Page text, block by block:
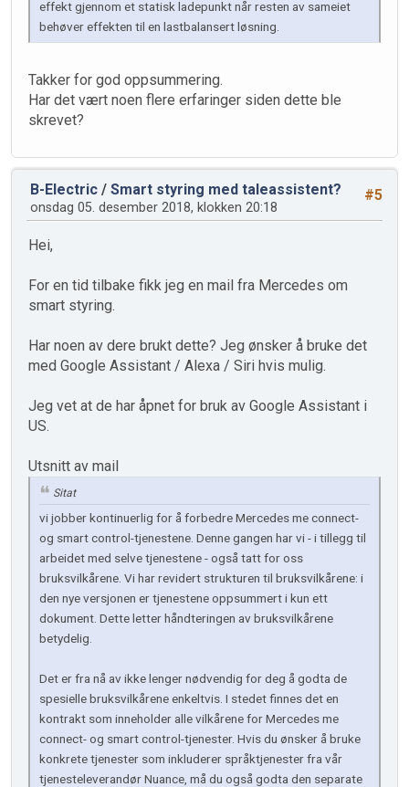
effekt gjennom et statisk ladepunkt når resten av sameiet
behøver effekten til en lastbalansert løsning.
Takker for god oppsummering.
Har det vært noen flere erfaringer siden dette ble
skrevet?
#5
B-Electric / Smart styring med taleassistent?
onsdag 05. desember 2018, klokken 20:18
Hei,
For en tid tilbake fikk jeg en mail fra Mercedes om
smart styring.
Har noen av dere brukt dette? Jeg ønsker å bruke det
med Google Assistant / Alexa / Siri hvis mulig.
Jeg vet at de har åpnet for bruk av Google Assistant i
US.
Utsnitt av mail
Sitat
vi jobber kontinuerlig for å forbedre Mercedes me connect-
og smart control-tjenestene. Denne gangen har vi - i tillegg til
arbeidet med selve tjenestene - også tatt for oss
bruksvilkårene. Vi har revidert strukturen til bruksvilkårene: i
den nye versjonen er tjenestene oppsummert i kun ett
dokument. Dette letter håndteringen av bruksvilkårene
betydelig.
Det er fra nå av ikke lenger nødvendig for deg å godta de
spesielle bruksvilkårene enkeltvis. I stedet finnes det en
kontrakt som inneholder alle vilkårene for Mercedes me
connect- og smart control-tjenester. Hvis du ønsker å bruke
konkrete tjenester som inkluderer språktjenester fra vår
tjenesteleverandør Nuance, må du også godta den separate